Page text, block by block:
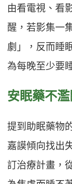
由看電視、看
醒，若影集一
劇」，反而睡
為每晚至少要
安眠藥不
提到助眠藥物
嘉謨傾向找出
訂治療計畫，